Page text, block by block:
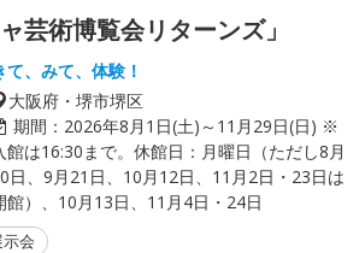
芸術博覧会リターンズ」
て、みて、体験！
大阪府・堺市堺区
期間： 2026年8月1日(土)～11月29日(日) ※
館は16:30まで。休館日：月曜日（ただし8月
日、9月21日、10月12日、11月2日・23日は
館）、10月13日、11月4日・24日
会